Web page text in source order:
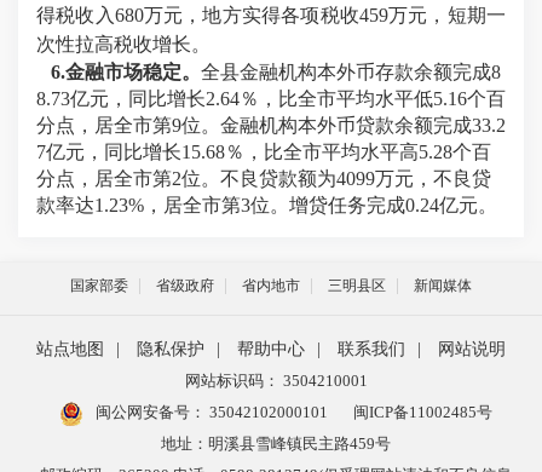
得税收入680万元，地方实得各项税收459万元，短期一
次性拉高税收增长。
6.金融市场稳定。 全县金融机构本外币存款余额完成8
8.73亿元，同比增长2.64％， 比全市平均水平低5.16个百
分点， 居全市第9位。金融机构本外币贷款余额完成33.2
7亿元，同比增长15.68％， 比全市平均水平高5.28个百
分点， 居全市第2位。不良贷款额为4099万元，不良贷
款率达1.23% ，居全市第3位。增贷任务完成0.24亿元。
国家部委 省级政府 省内地市 三明县区 新闻媒体
站点地图 隐私保护 帮助中心 联系我们
网站说明
网站标识码： 3504210001
闽公网安备号： 35042102000101
闽ICP备11002485号
地址：明溪县雪峰镇民主路459号